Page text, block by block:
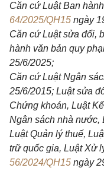
Căn cứ Luật Ban
64/2025/QH15 ngày
Căn cứ Luật sửa đổi,
hành văn bản quy
25/6/2025;
Căn cứ Luật Ngân
25/6/2015; Luật sửa
Chứng khoán, Luật
Ngân sách nhà nước,
Luật Quản lý thuế,
trữ quốc gia, Luật Xử
56/2024/QH15 ngày